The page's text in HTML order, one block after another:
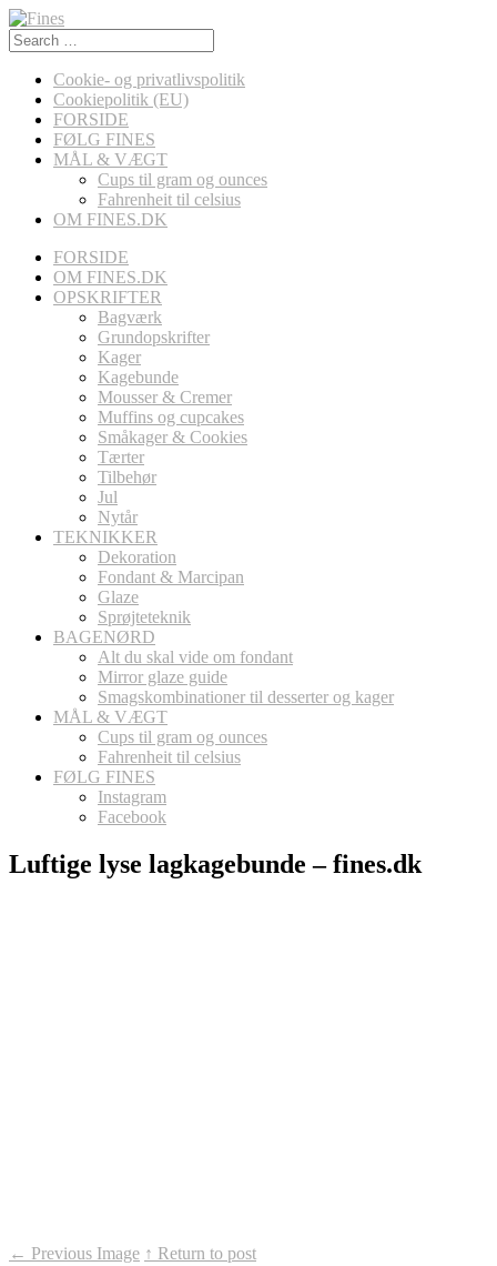
Search
for:
Cookie- og privatlivspolitik
Cookiepolitik (EU)
FORSIDE
FØLG FINES
MÅL & VÆGT
Cups til gram og ounces
Fahrenheit til celsius
OM FINES.DK
FORSIDE
OM FINES.DK
OPSKRIFTER
Bagværk
Grundopskrifter
Kager
Kagebunde
Mousser & Cremer
Muffins og cupcakes
Småkager & Cookies
Tærter
Tilbehør
Jul
Nytår
TEKNIKKER
Dekoration
Fondant & Marcipan
Glaze
Sprøjteteknik
BAGENØRD
Alt du skal vide om fondant
Mirror glaze guide
Smagskombinationer til desserter og kager
MÅL & VÆGT
Cups til gram og ounces
Fahrenheit til celsius
FØLG FINES
Instagram
Facebook
Luftige lyse lagkagebunde – fines.dk
← Previous Image ↑ Return to post